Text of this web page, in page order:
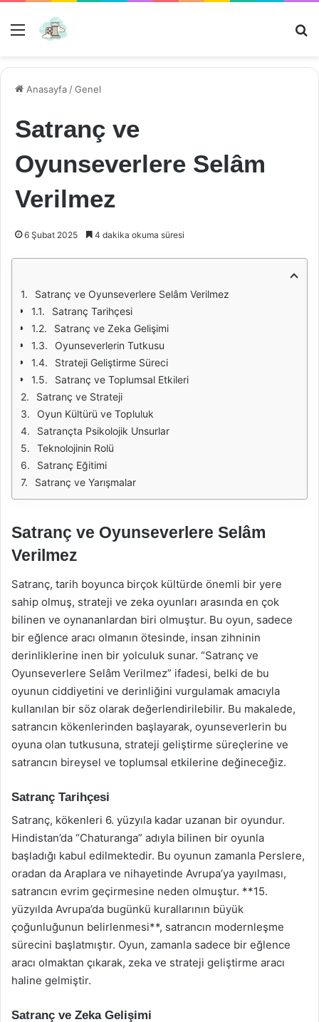
Menü
Anasayfa /Genel
Satranç ve
Oyunseverlere Selâm
Verilmez
6 Şubat 2025 4 dakika okuma süresi
Satranç ve Oyunseverlere Selâm Verilmez
Satranç Tarihçesi
Satranç ve Zeka Gelişimi
Oyunseverlerin Tutkusu
Strateji Geliştirme Süreci
Satranç ve Toplumsal Etkileri
Satranç ve Strateji
Oyun Kültürü ve Topluluk
Satrançta Psikolojik Unsurlar
Teknolojinin Rolü
Satranç Eğitimi
Satranç ve Yarışmalar
Satranç ve Oyunseverlere Selâm
Verilmez
Satranç, tarih boyunca birçok kültürde önemli bir yere
sahip olmuş, strateji ve zeka oyunları arasında en çok
bilinen ve oynananlardan biri olmuştur. Bu oyun, sadece
bir eğlence aracı olmanın ötesinde, insan zihninin
derinliklerine inen bir yolculuk sunar. “Satranç ve
Oyunseverlere Selâm Verilmez” ifadesi, belki de bu
oyunun ciddiyetini ve derinliğini vurgulamak amacıyla
kullanılan bir söz olarak değerlendirilebilir. Bu makalede,
satrancın kökenlerinden başlayarak, oyunseverlerin bu
oyuna olan tutkusuna, strateji geliştirme süreçlerine ve
satrancın bireysel ve toplumsal etkilerine değineceğiz.
Satranç Tarihçesi
Satranç, kökenleri 6. yüzyıla kadar uzanan bir oyundur.
Hindistan’da “Chaturanga” adıyla bilinen bir oyunla
başladığı kabul edilmektedir. Bu oyunun zamanla Perslere,
oradan da Araplara ve nihayetinde Avrupa’ya yayılması,
satrancın evrim geçirmesine neden olmuştur. **15.
yüzyılda Avrupa’da bugünkü kurallarının büyük
çoğunluğunun belirlenmesi**, satrancın modernleşme
sürecini başlatmıştır. Oyun, zamanla sadece bir eğlence
aracı olmaktan çıkarak, zeka ve strateji geliştirme aracı
haline gelmiştir.
Satranç ve Zeka Gelişimi